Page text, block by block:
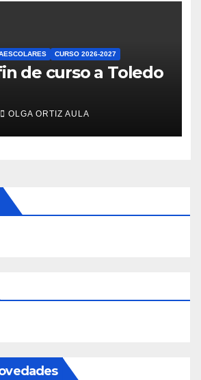
CURSO 2026-2027
de curso a Toledo
OLGA ORTIZ AULA